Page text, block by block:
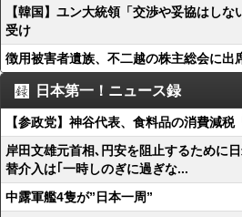
【韓国】ユン大統領「交渉や妥協はし
受け
徴用被害者遺族、不二越の株主総会に
日本第一！ニュース録
【参政党】神谷代表、食料品の消費減税
岸田文雄元首相､円安を阻止するために
替介入は｢一時しのぎに過ぎな...
中露軍艦4隻が”日本一周”